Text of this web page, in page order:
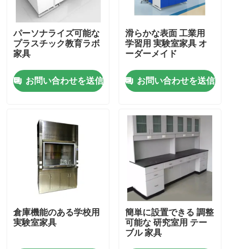
接触
製品
現代実験室の家具
実験室の島のベンチ
実験室の壁のベンチ
実験室の発煙のフード
パーソナライズ可能な
プラスチック教育ラボ
家具
お問い合わせを送信
滑らかな表面 工業用
学習用 実験室家具 オ
ーダーメイド
お問い合わせを送信
倉庫機能のある学校用
実験室家具
簡単に設置できる 調整
可能な 研究室用 テー
ブル 家具